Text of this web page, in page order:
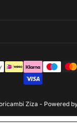
Modalità
di
pagamento
Ziza - Powered